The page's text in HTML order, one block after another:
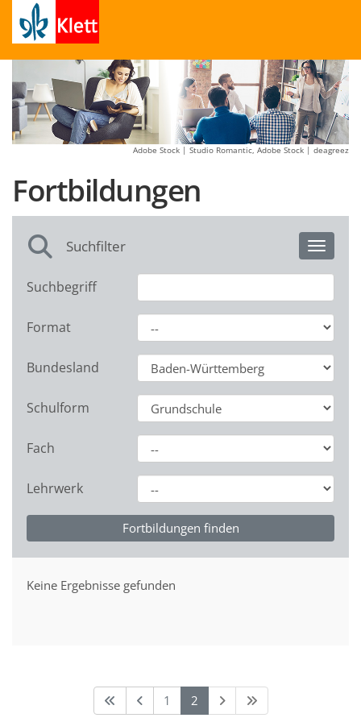
Adobe Stock | Studio Romantic, Adobe Stock | deagreez
Fortbildungen
Toggle
Suchfilter
Suchbegriff
Format
Bundesland
Schulform
Fach
Lehrwerk
Keine Ergebnisse gefunden
1 2